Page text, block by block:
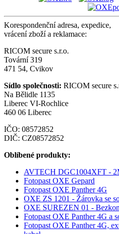
Korespondenční adresa, expedice,
vrácení zboží a reklamace:
RICOM secure s.r.o.
Tovární 319
471 54, Cvikov
Sídlo společnosti: RICOM secure
Na Bělidle 1135
Liberec VI-Rochlice
460 06 Liberec
IČO: 08572852
DIČ: CZ08572852
Oblíbené produkty:
AVTECH DGC1004XFT -
Fotopast OXE Gepard
Fotopast OXE Panther 4G
OXE ZS 1201 - Žárovka se
OXE SUREZEN 01 -
Fotopast OXE Panther 4G a
Fotopast OXE Panther 4G,